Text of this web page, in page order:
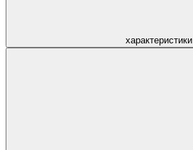
характеристики